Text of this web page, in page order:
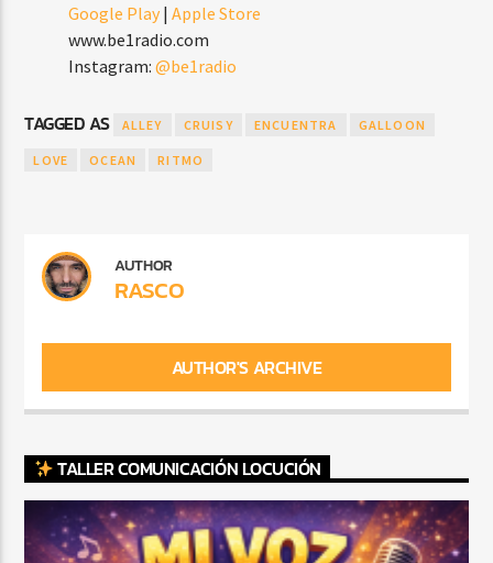
Google Play |Apple Store
www.be1radio.com
Instagram:@be1radio
TAGGED AS ALLEY CRUISY ENCUENTRA GALLOON
LOVE OCEAN RITMO
AUTHOR
RASCO
AUTHOR'S ARCHIVE
TALLER COMUNICACIÓN LOCUCIÓN